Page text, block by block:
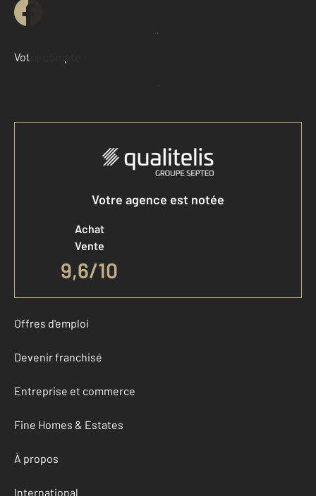
Demander une estimation
Votre compte :
Accéder à mon compte
Votre agence est notée
Achat
Vente
9,6/10
Offres d'emploi
Devenir franchisé
Entreprise et commerce
Fine Homes & Estates
À propos
International